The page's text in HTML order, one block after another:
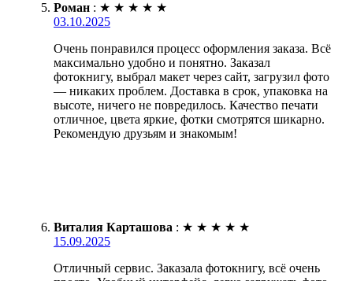
Роман : ★ ★ ★ ★ ★
03.10.2025
Очень понравился процесс оформления заказа. Всё
максимально удобно и понятно. Заказал
фотокнигу, выбрал макет через сайт, загрузил фото
— никаких проблем. Доставка в срок, упаковка на
высоте, ничего не повредилось. Качество печати
отличное, цвета яркие, фотки смотрятся шикарно.
Рекомендую друзьям и знакомым!
Виталия Карташова : ★ ★ ★ ★ ★
15.09.2025
Отличный сервис. Заказала фотокнигу, всё очень